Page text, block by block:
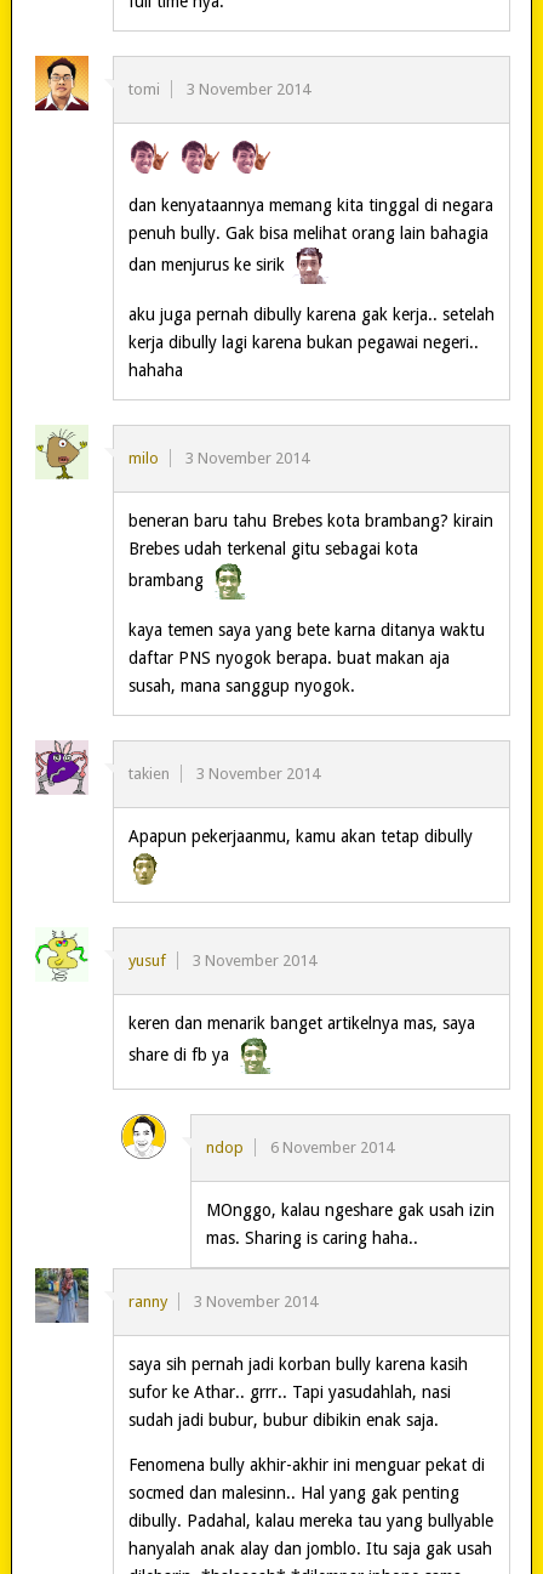
tomi 3 November 2014
dan kenyataannya memang kita tinggal di negara
penuh bully. Gak bisa melihat orang lain bahagia
dan menjurus ke sirik
aku juga pernah dibully karena gak kerja.. setelah
kerja dibully lagi karena bukan pegawai negeri..
hahaha
milo 3 November 2014
beneran baru tahu Brebes kota brambang? kirain
Brebes udah terkenal gitu sebagai kota
brambang
kaya temen saya yang bete karna ditanya waktu
daftar PNS nyogok berapa. buat makan aja
susah, mana sanggup nyogok.
takien 3 November 2014
Apapun pekerjaanmu, kamu akan tetap dibully
yusuf 3 November 2014
keren dan menarik banget artikelnya mas, saya
share di fb ya
ndop 6 November 2014
MOnggo, kalau ngeshare gak usah izin
mas. Sharing is caring haha..
ranny 3 November 2014
saya sih pernah jadi korban bully karena kasih
sufor ke Athar.. grrr.. Tapi yasudahlah, nasi
sudah jadi bubur, bubur dibikin enak saja.
Fenomena bully akhir-akhir ini menguar pekat di
socmed dan malesinn.. Hal yang gak penting
dibully. Padahal, kalau mereka tau yang bullyable
hanyalah anak alay dan jomblo. Itu saja gak usah